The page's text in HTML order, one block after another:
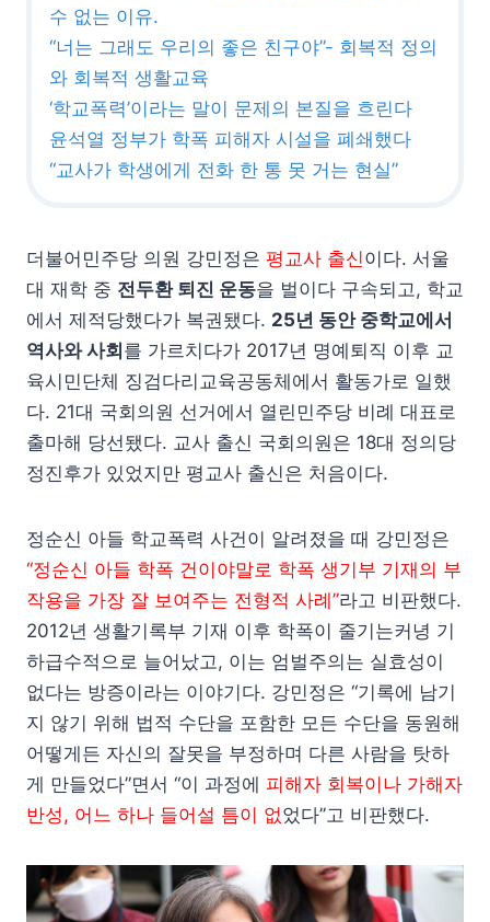
수 없는 이유.
“너는 그래도 우리의 좋은 친구야”- 회복적 정의
와 회복적 생활교육
‘학교폭력’이라는 말이 문제의 본질을 흐린다
윤석열 정부가 학폭 피해자 시설을 폐쇄했다
“교사가 학생에게 전화 한 통 못 거는 현실”
더불어민주당 의원 강민정은 평교사 출신이다. 서울
대 재학 중 전두환 퇴진 운동을 벌이다 구속되고, 학교
에서 제적당했다가 복권됐다. 25년 동안 중학교에서
역사와 사회 를 가르치다가 2017년 명예퇴직 이후 교
육시민단체 징검다리교육공동체에서 활동가로 일했
다. 21대 국회의원 선거에서 열린민주당 비례 대표로
출마해 당선됐다. 교사 출신 국회의원은 18대 정의당
정진후가 있었지만 평교사 출신은 처음이다.
정순신 아들 학교폭력 사건이 알려졌을 때 강민정은
“정순신 아들 학폭 건이야말로 학폭 생기부 기재의 부
작용을 가장 잘 보여주는 전형적 사례”라고 비판했다.
2012년 생활기록부 기재 이후 학폭이 줄기는커녕 기
하급수적으로 늘어났고, 이는 엄벌주의는 실효성이
없다는 방증이라는 이야기다. 강민정은 “기록에 남기
지 않기 위해 법적 수단을 포함한 모든 수단을 동원해
어떻게든 자신의 잘못을 부정하며 다른 사람을 탓하
게 만들었다”면서 “이 과정에 피해자 회복이나 가해자
반성, 어느 하나 들어설 틈이 없었다”고 비판했다.